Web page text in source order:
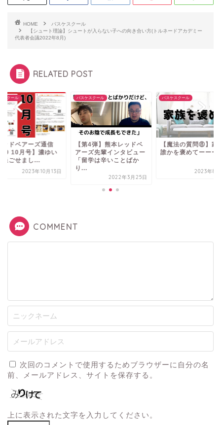
HOME
バスケスクール
【シュート理論】シュートが入らない子への向き合い方(トルネードアカデミー
代表者会議2022年8月)
RELATED POST
スクール
ッドベアーズ通信
10月号】濃ゆい
過ごせまし...
2023年10月13日
バスケスクール
【第4弾】熊本レッドベ
アーズ先輩インタビュー
「留学は辛いことばか
り...
2022年3月25日
バスケスクール
【魔法の質問⑧】家
誰かを褒めてーーー
2023年8
COMMENT
次回のコメントで使用するためブラウザーに自分の名
前、メールアドレス、サイトを保存する。
上に表示された文字を入力してください。